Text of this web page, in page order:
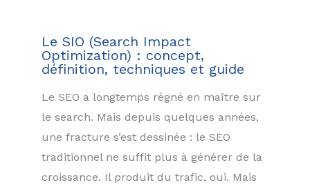
Le SIO (Search Impact
Optimization) : concept,
définition, techniques et guide
Le SEO a longtemps régné en maître sur
le search. Mais depuis quelques années,
une fracture s’est dessinée : le SEO
traditionnel ne suffit plus à générer de la
croissance. Il produit du trafic, oui. Mais